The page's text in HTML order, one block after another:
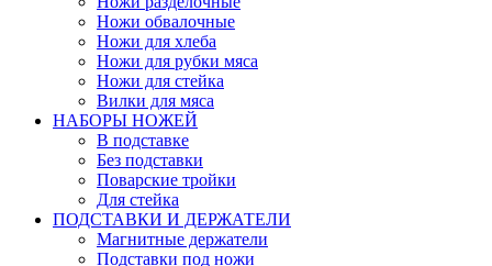
Ножи обвалочные
Ножи для хлеба
Ножи для рубки мяса
Ножи для стейка
Вилки для мяса
НАБОРЫ НОЖЕЙ
В подставке
Без подставки
Поварские тройки
Для стейка
ПОДСТАВКИ И ДЕРЖАТЕЛИ
Магнитные держатели
Подставки под ножи